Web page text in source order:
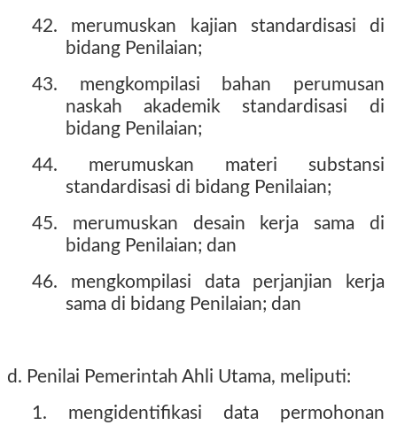
42. merumuskan kajian standardisasi di
bidang Penilaian;
43. mengkompilasi bahan perumusan
naskah akademik standardisasi di
bidang Penilaian;
44. merumuskan materi substansi
standardisasi di bidang Penilaian;
45. merumuskan desain kerja sama di
bidang Penilaian; dan
46. mengkompilasi data perjanjian kerja
sama di bidang Penilaian; dan
d. Penilai Pemerintah Ahli Utama, meliputi:
1. mengidentifikasi data permohonan